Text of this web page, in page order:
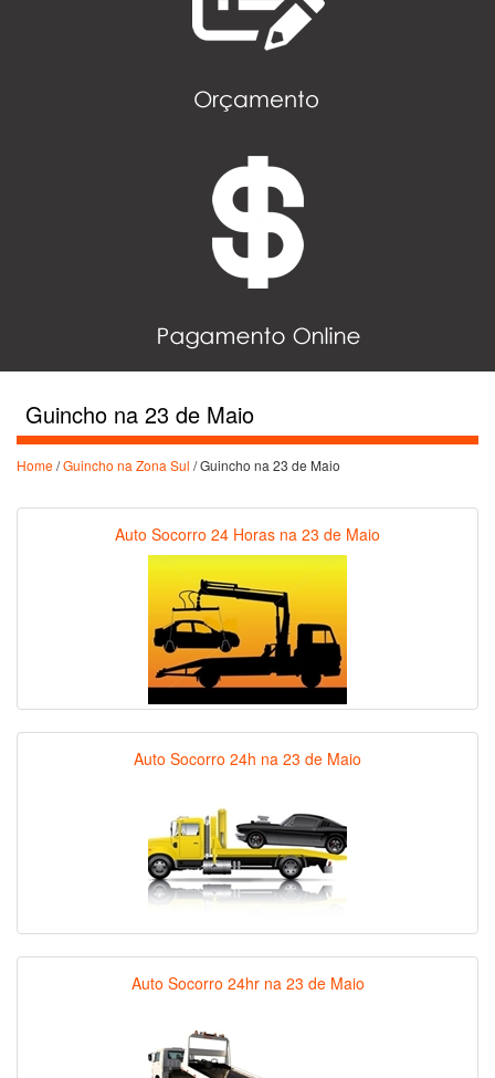
Guincho na 23 de Maio
Home/Guincho na Zona Sul / Guincho na 23 de Maio
Auto Socorro 24 Horas na 23 de Maio
Auto Socorro 24h na 23 de Maio
Auto Socorro 24hr na 23 de Maio